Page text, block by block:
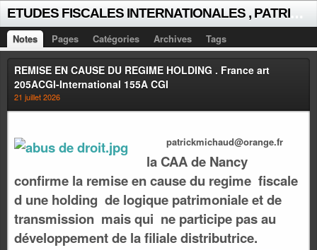
Notes Pages Catégories Archives Tags
REMISE EN CAUSE DU REGIME HOLDING . France art
205ACGI-International 155A CGI
21 juillet 2026
patrickmichaud@orange.fr
la CAA de Nancy
confirme la remise en cause du regime fiscale
d une holding de logique patrimoniale et de
transmission mais qui ne participe pas au
développement de la filiale distributrice.